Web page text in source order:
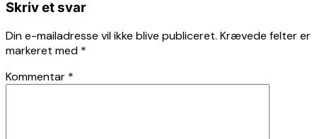
Skriv et svar
Din e-mailadresse vil ikke blive publiceret. Krævede felter er
markeret med *
Kommentar *